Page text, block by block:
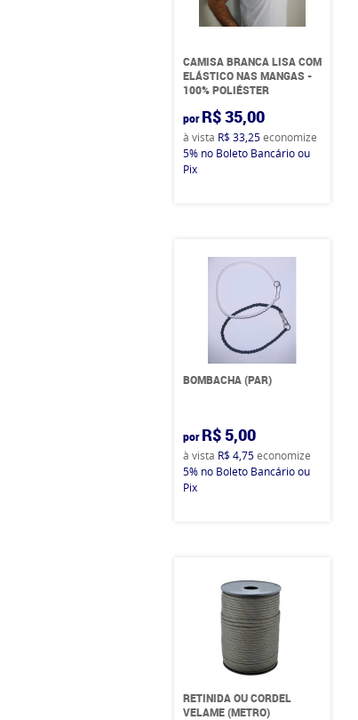
CAMISA BRANCA LISA COM
ELÁSTICO NAS MANGAS -
100% POLIÉSTER
por R$ 35,00
à vista R$ 33,25economize
5% no Boleto Bancário ou
Pix
BOMBACHA (PAR)
por R$ 5,00
à vista R$ 4,75economize
5% no Boleto Bancário ou
Pix
RETINIDA OU CORDEL
VELAME (METRO)